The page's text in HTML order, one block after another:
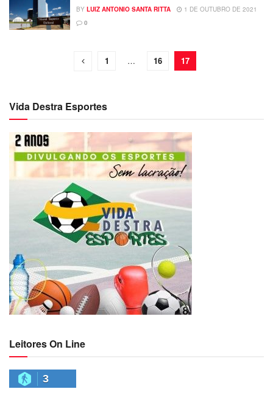
BY LUIZ ANTONIO SANTA RITTA
1 DE OUTUBRO DE 2021
0
1 … 16 17
Vida Destra Esportes
Leitores On Line
3